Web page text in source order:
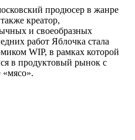
продюсер в жанре
креатор,
и своеобразных
работ Яблочка стала
WIP, в рамках которой
в продуктовый рынок с
«мясо».